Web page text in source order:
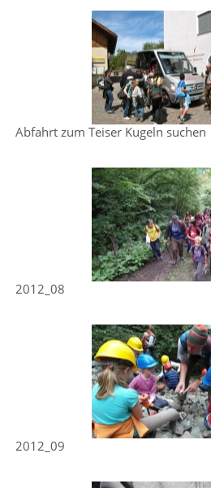
Abfahrt zum Teiser Kugeln suchen
2012_08
2012_09